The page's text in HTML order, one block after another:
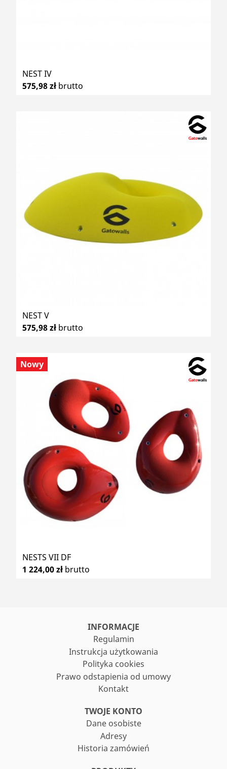
NEST IV
575,98 zł brutto
NEST V
575,98 zł brutto
NESTS VII DF
1 224,00 zł brutto
Nowy
INFORMACJE
Regulamin
Instrukcja użytkowania
Polityka cookies
Prawo odstapienia od umowy
Kontakt
TWOJE KONTO
Dane osobiste
Adresy
Historia zamówień